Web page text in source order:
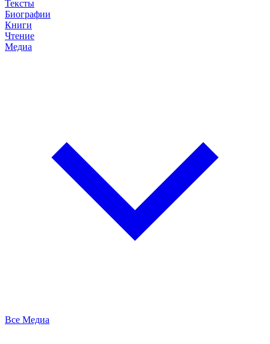
Тексты
Биографии
Книги
Чтение
Медиа
Все Медиа